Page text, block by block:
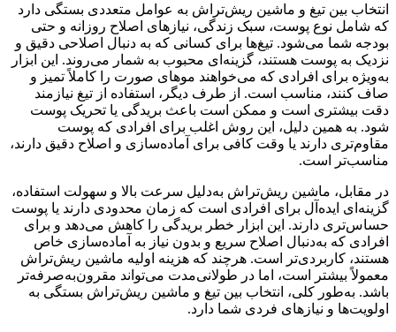
انتخاب بین تیغ و ماشین ریش‌تراش به عوامل متعددی بستگی دارد
که شامل نوع پوست، سبک زندگی، نیازهای اصلاح روزانه و حتی
بودجه شما می‌شود. تیغ‌ها برای کسانی که به دنبال اصلاحی دقیق و
نزدیک به پوست هستند، گزینه‌ای محبوب به شمار می‌روند. این ابزار
به‌ویژه برای افرادی که می‌خواهند موهای صورت را کاملاً تمیز و
صاف کنند، مناسب است. از طرف دیگر، استفاده از تیغ نیازمند
دقت بیشتری است و ممکن است باعث بریدگی یا تحریک پوست
شود. به همین دلیل، این روش اغلب برای افرادی که پوست
مقاوم‌تری دارند یا وقت کافی برای آماده‌سازی و اصلاح دقیق دارند،
مناسب‌تر است.
در مقابل، ماشین ریش‌تراش به‌دلیل سرعت بالا و سهولت استفاده،
گزینه‌ای ایده‌آل برای افرادی است که زمان محدودی دارند یا پوست
حساس‌تری دارند. این ابزار خطر بریدگی را کاهش می‌دهد و برای
افرادی که به‌دنبال اصلاح سریع و بدون نیاز به آماده‌سازی خاص
هستند، کاربردی‌تر است. هرچند که هزینه اولیه ماشین ریش‌تراش
معمولاً بیشتر است، اما در طولانی‌مدت می‌تواند مقرون‌به‌صرفه‌تر
باشد. به‌طور کلی، انتخاب بین تیغ و ماشین ریش‌تراش بستگی به
اولویت‌ها و نیازهای فردی شما دارد.